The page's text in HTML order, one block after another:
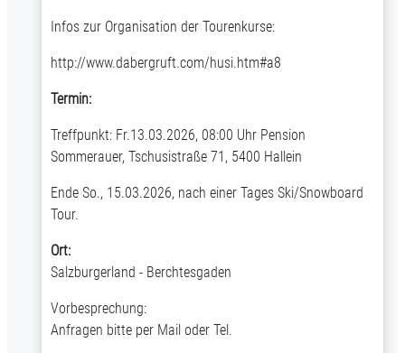
Infos zur Organisation der Tourenkurse:
http://www.dabergruft.com/husi.htm#a8
Termin:
Treffpunkt: Fr.13.03.2026, 08:00 Uhr Pension
Sommerauer, Tschusistraße 71, 5400 Hallein
Ende So., 15.03.2026, nach einer Tages Ski/Snowboard
Tour.
Ort:
Salzburgerland - Berchtesgaden
Vorbesprechung:
Anfragen bitte per Mail oder Tel.